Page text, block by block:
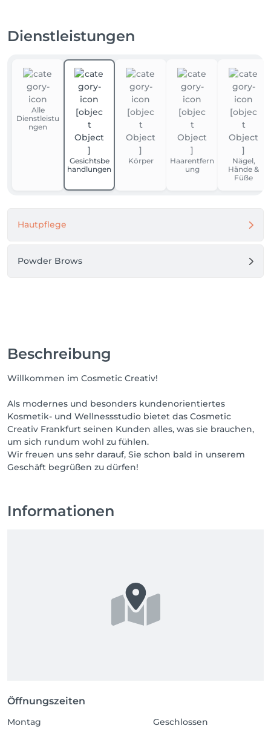
Dienstleistungen
Alle
Dienstleistu
ngen
Gesichtsbe
handlungen
Körper
Haarentfern
ung
Nägel,
Hände &
Füße
Hautpflege
Powder Brows
Beschreibung
Willkommen im Cosmetic Creativ!
Als modernes und besonders kundenorientiertes
Kosmetik- und Wellnessstudio bietet das Cosmetic
Creativ Frankfurt seinen Kunden alles, was sie brauchen,
um sich rundum wohl zu fühlen.
Wir freuen uns sehr darauf, Sie schon bald in unserem
Geschäft begrüßen zu dürfen!
Informationen
Öffnungszeiten
Montag
Geschlossen